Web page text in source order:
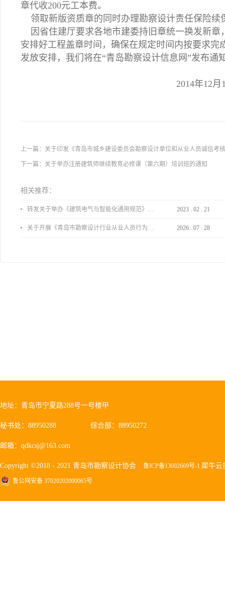
章代收200元工本费。
领取新版资质章的同时办理勘察设计责任保险续
因省住建厅要求各地市建委持旧章统一换发新章
安排好工程盖章时间，确保在规定时间内按要求
发放安排，我们将在“青岛勘察设计信息网”发布通
2014年12月17
上一篇： 关于印发《青岛市城乡建设委员会勘察设计单位和从业人员诚信考
下一篇： 关于举办注册建筑师继续教育必修课（第六期）培训班的通知
相关推荐：
转发关于举办《建筑电气与智能化通用规范》 GB55024-2022公益宣贯的通知 2023 . 02 . 21
关于开展《青岛市勘察设计行业从业人员行为导则》、《青岛市住宅工程设计审查品质提升指引（2026版）》宣贯活动的通知 2026 . 07 . 28
地址：青岛市宁夏路288号一号楼甲
秘书处：88950288 综合部：88950272
邮箱：qdkcsj@163.com
Copyright ©2018 - 2021 青岛市勘察设计协会 鲁ICP备13002669号-1 犀牛云
鲁公网安备 37020202000065号